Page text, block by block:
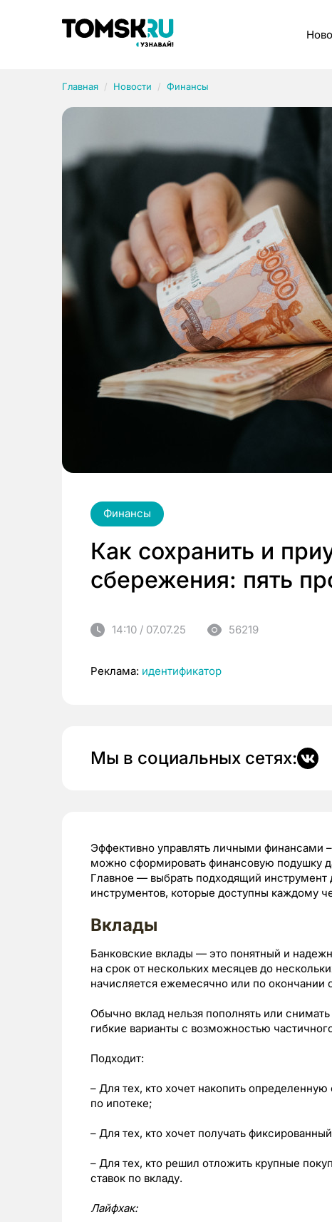
Главная Новости Финансы
Финансы
Как сохранить и
сбережения: пять
14:10 / 07.07.25 56219
Реклама: идентификатор
Мы в социальных сетях:
Эффективно управлять личными финансами
можно сформировать финансовую подушку
Главное — выбрать подходящий
инструментов, которые доступны каждому
Вклады
Банковские вклады — это понятный и
на срок от нескольких месяцев до
начисляется ежемесячно или по окончании
Обычно вклад нельзя пополнять или
гибкие варианты с возможностью
Подходит:
– Для тех, кто хочет накопить
по ипотеке;
– Для тех, кто хочет получать
– Для тех, кто решил отложить крупные
ставок по вкладу.
Лайфхак:
Рубрики